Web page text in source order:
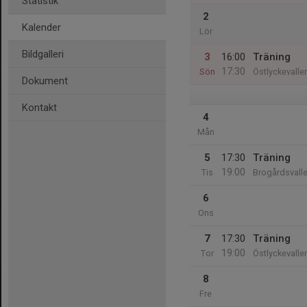
Kalender
Bildgalleri
Dokument
Kontakt
2
Lör
3
Sön
16:00
17:30
Träning
4
Mån
5
Tis
17:30
19:00
Träning
6
Ons
7
Tor
17:30
19:00
Träning
8
Fre